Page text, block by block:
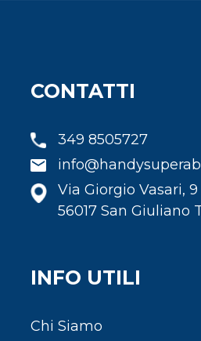
CONTATTI
349 8505727
Via Giorgio Vasari, 9
56017 San Giuliano
INFO UTILI
Chi Siamo